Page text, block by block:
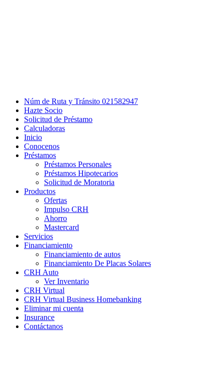
Núm de Ruta y Tránsito 021582947
Hazte Socio
Solicitud de Préstamo
Calculadoras
Inicio
Conocenos
Préstamos
Préstamos Personales
Préstamos Hipotecarios
Solicitud de Moratoria
Productos
Ofertas
Impulso CRH
Ahorro
Mastercard
Servicios
Financiamiento
Financiamiento de autos
Financiamiento De Placas Solares
CRH Auto
Ver Inventario
CRH Virtual
CRH Virtual Business Homebanking
Eliminar mi cuenta
Insurance
Contáctanos